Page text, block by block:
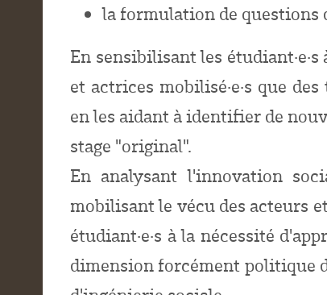
la formulation de questions
En sensibilisant les étudiant·e·s
et actrices mobilisé·e·s que
en les aidant à identifier de
stage "original".
En analysant l'innovation
mobilisant le vécu des acteurs
étudiant·e·s à la nécessité
dimension forcément politique